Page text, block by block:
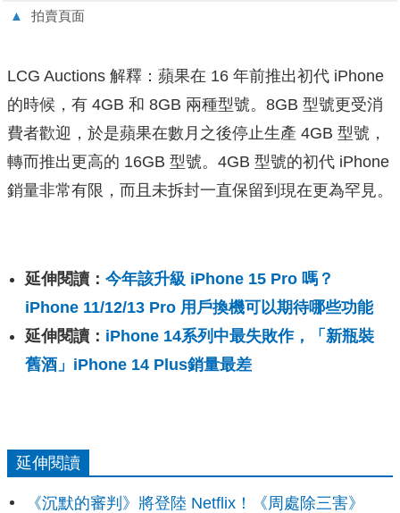
▲ 拍賣頁面
LCG Auctions 解釋：蘋果在 16 年前推出初代 iPhone
的時候，有 4GB 和 8GB 兩種型號。8GB 型號更受消
費者歡迎，於是蘋果在數月之後停止生產 4GB 型號，
轉而推出更高的 16GB 型號。4GB 型號的初代 iPhone
銷量非常有限，而且未拆封一直保留到現在更為罕見。
延伸閱讀： 今年該升級 iPhone 15 Pro 嗎？
iPhone 11/12/13 Pro 用戶換機可以期待哪些功能
延伸閱讀： iPhone 14系列中最失敗作，「新瓶裝
舊酒」iPhone 14 Plus銷量最差
延伸閱讀
《沉默的審判》將登陸 Netflix！《周處除三害》